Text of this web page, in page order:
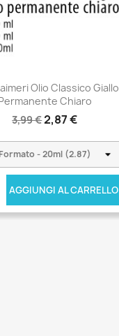
Olio Classico Giallo
Chiaro
3,99 €2,87 €
AGGIUNGI AL CARRELLO